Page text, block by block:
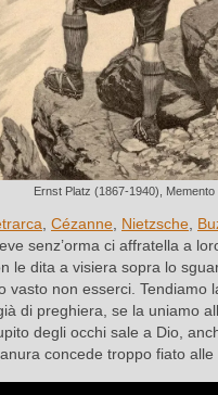
Ernst Platz (1867-1940), Memento
Cézanne Nietzsche
senz’orma ci affratella a
le dita a visiera sopra lo
vasto non esserci. Tendiamo
di preghiera, se la uniamo
degli occhi sale a Dio,
concede troppo fiato alle